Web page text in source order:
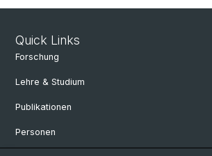
Quick Links
Forschung
Lehre & Studium
Publikationen
Personen